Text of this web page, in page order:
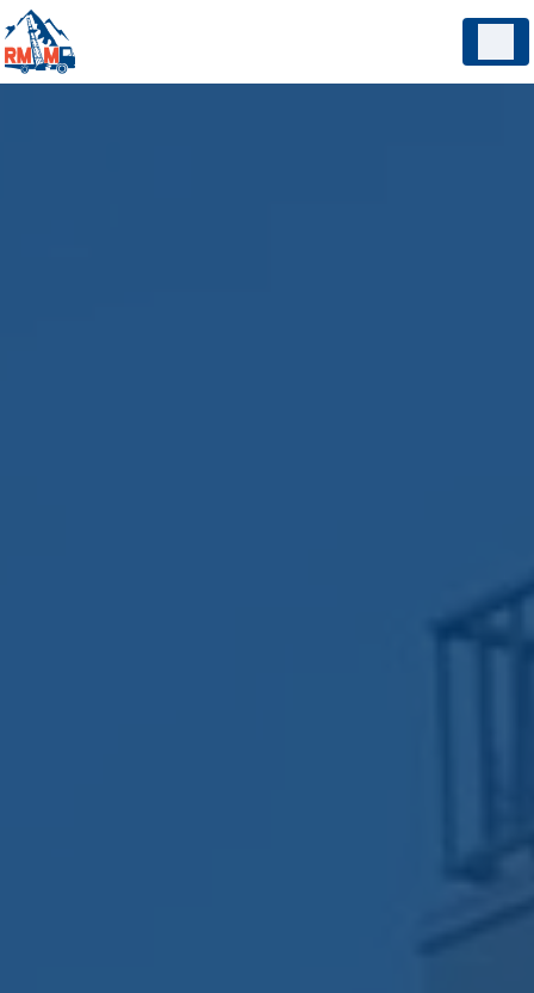
Panneau de gestion des cookies